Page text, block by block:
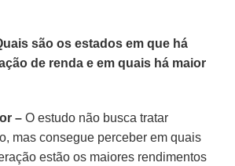
são os estados em que há
de renda e em quais há maior
– O estudo não busca tratar
mas consegue perceber em quais
estão os maiores rendimentos